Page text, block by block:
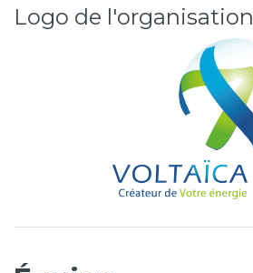
Logo de l'organisation